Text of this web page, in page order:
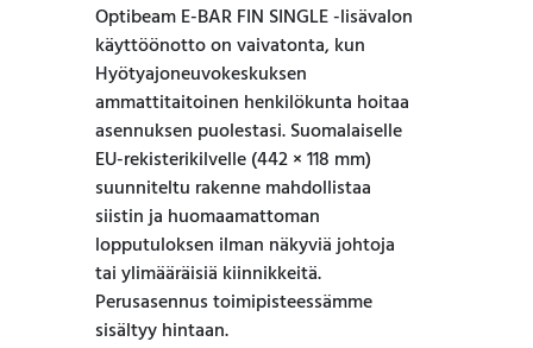
Optibeam E-BAR FIN SINGLE -lisävalon
käyttöönotto on vaivatonta, kun
Hyötyajoneuvokeskuksen
ammattitaitoinen henkilökunta hoitaa
asennuksen puolestasi. Suomalaiselle
EU-rekisterikilvelle (442 × 118 mm)
suunniteltu rakenne mahdollistaa
siistin ja huomaamattoman
lopputuloksen ilman näkyviä johtoja
tai ylimääräisiä kiinnikkeitä.
Perusasennus toimipisteessämme
sisältyy hintaan.